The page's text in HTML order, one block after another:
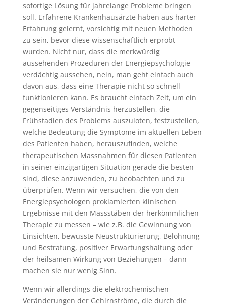
sofortige Lösung für jahrelange Probleme bringen
soll. Erfahrene Krankenhausärzte haben aus harter
Erfahrung gelernt, vorsichtig mit neuen Methoden
zu sein, bevor diese wissenschaftlich erprobt
wurden. Nicht nur, dass die merkwürdig
aussehenden Prozeduren der Energiepsychologie
verdächtig aussehen, nein, man geht einfach auch
davon aus, dass eine Therapie nicht so schnell
funktionieren kann. Es braucht einfach Zeit, um ein
gegenseitiges Verständnis herzustellen, die
Frühstadien des Problems auszuloten, festzustellen,
welche Bedeutung die Symptome im aktuellen Leben
des Patienten haben, herauszufinden, welche
therapeutischen Massnahmen für diesen Patienten
in seiner einzigartigen Situation gerade die besten
sind, diese anzuwenden, zu beobachten und zu
überprüfen. Wenn wir versuchen, die von den
Energiepsychologen proklamierten klinischen
Ergebnisse mit den Massstäben der herkömmlichen
Therapie zu messen – wie z.B. die Gewinnung von
Einsichten, bewusste Neustrukturierung, Belohnung
und Bestrafung, positiver Erwartungshaltung oder
der heilsamen Wirkung von Beziehungen – dann
machen sie nur wenig Sinn.
Wenn wir allerdings die elektrochemischen
Veränderungen der Gehirnströme, die durch die